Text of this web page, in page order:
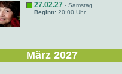
27.02.27 - Samstag
Beginn: 20:00 Uhr
März 2027